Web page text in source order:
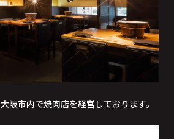
阪市内で焼肉店を経営しております。